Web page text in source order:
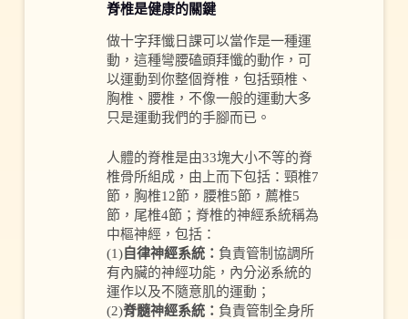
脊椎是健康的關鍵
做十字拜懺日課可以當作是一種運
動，這種彎腰磕頭拜懺的動作，可
以運動到你整個脊椎，包括頸椎、
胸椎、腰椎，不像一般的運動大多
只是運動我們的手腳而已。
人體的脊椎是由33塊大小不等的脊
椎骨所組成，由上而下包括：頸椎7
節，胸椎12節，腰椎5節，薦椎5
節，尾椎4節；脊椎的神經系統稱為
中樞神經，包括：
(1)自律神經系統： 負責管制協調所
有內臟的神經功能，內分泌系統的
運作以及不隨意肌的運動；
(2)脊髓神經系統： 負責管制全身所